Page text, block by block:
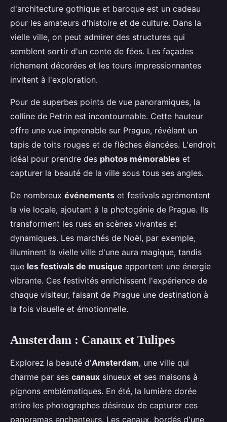
d'architecture gothique et baroque est un cadeau
pour les amateurs d'histoire et de culture. Dans la
vielle ville, on peut admirer des structures qui
semblent sortir d'un conte de fées. Les façades
richement décorées et les tours impressionnantes
invitent à l'exploration.
Pour de superbes points de vue panoramiques, la
colline de Petrin est incontournable. Cette hauteur
offre une vue imprenable sur Prague, révélant un
tapis de toits rouges et de flèches élancées. L'endroit
idéal pour prendre des photos mémorables et
capturer la beauté de la ville sous tous ses angles.
De nombreux événements et festivals agrémentent
la vie locale, ajoutant à la photogénie de Prague. Ils
transforment les rues en scènes vivantes et
dynamiques. Les marchés de Noël, par exemple,
illuminent la vielle ville d'une aura magique, tandis
que les festivals de musique apportent une énergie
vibrante. Ces festivités enrichissent l'expérience de
chaque visiteur, faisant de Prague une destination à
la fois visuelle et émotionnelle.
Amsterdam : Canaux et Tulipes
Explorez la beauté d'Amsterdam, une ville qui
charme par ses canaux sinueux et ses maisons à
pignons emblématiques. En été, la lumière dorée
attire les photographes désireux de capturer ces
panoramas enchanteurs. Les canaux, bordés d'une